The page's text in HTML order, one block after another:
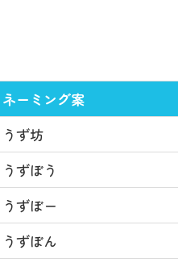
ネーミング案
うず坊
うずぼう
うずぼー
うずぼん